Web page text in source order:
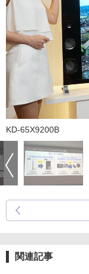
KD-65X9200B
関連記事